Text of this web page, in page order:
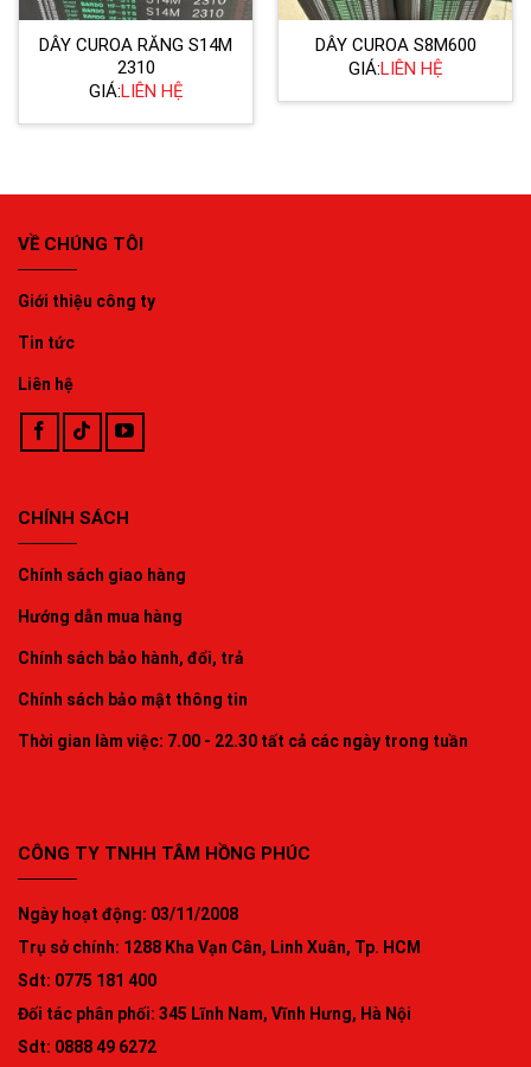
DÂY CUROA RĂNG S14M
2310
GIÁ:LIÊN HỆ
DÂY CUROA S8M600
GIÁ:LIÊN HỆ
CÔNG TY TNHH TÂM HỒNG PHÚC
Ngày hoạt động: 03/11/2008
Trụ sở chính: 1288 Kha Vạn Cân, Linh Xuân, Tp. HCM
Sdt: 0775 181 400
Đối tác phân phối: 345 Lĩnh Nam, Vĩnh Hưng, Hà Nội
Sdt: 0888 49 6272
VỀ CHÚNG TÔI
Giới thiệu công ty
Tin tức
Liên hệ
CHÍNH SÁCH
Chính sách giao hàng
Hướng dẫn mua hàng
Chính sách bảo hành, đổi, trả
Chính sách bảo mật thông tin
Thời gian làm việc: 7.00 - 22.30 tất cả các ngày trong tuần